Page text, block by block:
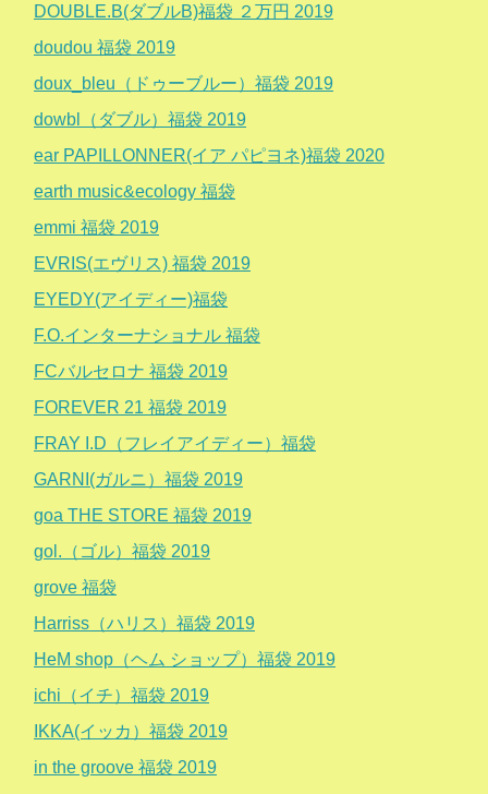
DOUBLE.B(ダブルB)福袋 ２万円 2019
doudou 福袋 2019
doux_bleu（ドゥーブルー）福袋 2019
dowbl（ダブル）福袋 2019
ear PAPILLONNER(イア パピヨネ)福袋 2020
earth music&ecology 福袋
emmi 福袋 2019
EVRIS(エヴリス) 福袋 2019
EYEDY(アイディー)福袋
F.O.インターナショナル 福袋
FCバルセロナ 福袋 2019
FOREVER 21 福袋 2019
FRAY I.D（フレイアイディー）福袋
GARNI(ガルニ）福袋 2019
goa THE STORE 福袋 2019
gol.（ゴル）福袋 2019
grove 福袋
Harriss（ハリス）福袋 2019
HeM shop（ヘム ショップ）福袋 2019
ichi（イチ）福袋 2019
IKKA(イッカ）福袋 2019
in the groove 福袋 2019